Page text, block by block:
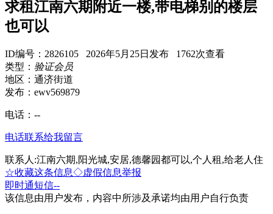
求租江南六期附近一楼,带电梯别的楼层
也可以
ID编号：2826105 2026年5月25日发布 1762次查看
类型： 验证会员
地区：通济街道
发布：ewv569879
电话： --
电话联系给我留言
联系人:江南六期,阳光城,安居,德馨园都可以,个人租,给老人住
☆收藏这条信息◇虚假信息举报
即时通短信--
该信息由用户发布，内容中所涉及承诺均由用户自行负责